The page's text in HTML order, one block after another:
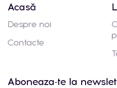
Acasă
Despre noi
Contacte
Aboneaza-te la